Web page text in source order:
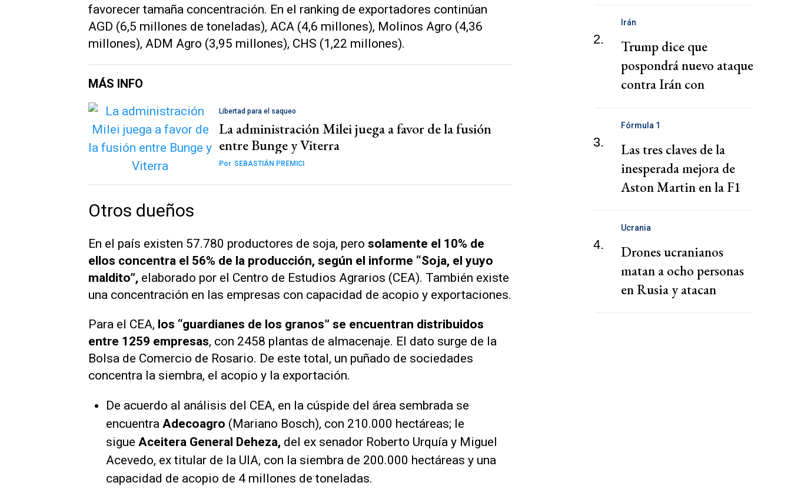
favorecer tamaña concentración. En el ranking de exportadores continúan
AGD (6,5 millones de toneladas), ACA (4,6 millones), Molinos Agro (4,36
millones), ADM Agro (3,95 millones), CHS (1,22 millones).
MÁS INFO
Libertad para el saqueo
La administración Milei juega a favor de la fusión
entre Bunge y Viterra
Por SEBASTIÁN PREMICI
Otros dueños
En el país existen 57.780 productores de soja, pero solamente el 10% de
ellos concentra el 56% de la producción, según el informe “Soja, el yuyo
maldito”, elaborado por el Centro de Estudios Agrarios (CEA). También existe
una concentración en las empresas con capacidad de acopio y exportaciones.
Para el CEA, los “guardianes de los granos” se encuentran distribuidos
entre 1259 empresas, con 2458 plantas de almacenaje. El dato surge de la
Bolsa de Comercio de Rosario. De este total, un puñado de sociedades
concentra la siembra, el acopio y la exportación.
De acuerdo al análisis del CEA, en la cúspide del área sembrada se
encuentra Adecoagro (Mariano Bosch), con 210.000 hectáreas; le
sigue Aceitera General Deheza, del ex senador Roberto Urquía y Miguel
Acevedo, ex titular de la UIA, con la siembra de 200.000 hectáreas y una
capacidad de acopio de 4 millones de toneladas.
2.
Irán
Trump dice que
pospondrá nuevo ataque
contra Irán con
acuerdo rápido
3.
Fórmula 1
Las tres claves de la
inesperada mejora de
Aston Martin en la F1
4.
Ucrania
Drones ucranianos
matan a ocho personas
en Rusia y atacan